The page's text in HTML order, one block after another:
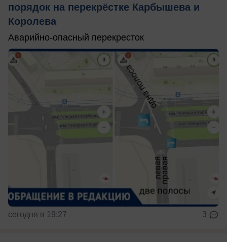
порядок на перекрёстке Карбышева и
Королева
Аварийно-опасный перекресток
сегодня в 19:27 3